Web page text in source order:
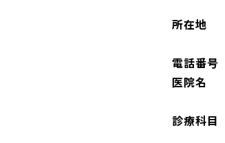
所在地
電話番号
医院名
診療科目